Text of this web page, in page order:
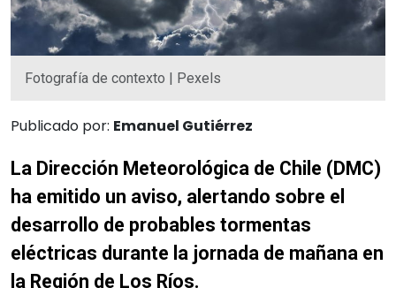
Fotografía de contexto | Pexels
Publicado por: Emanuel Gutiérrez
La Dirección Meteorológica de Chile (DMC)
ha emitido un aviso, alertando sobre el
desarrollo de probables tormentas
eléctricas durante la jornada de mañana en
la Región de Los Ríos.